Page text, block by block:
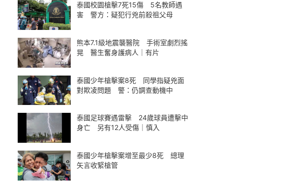
泰國校園槍擊7死15傷 5名教師遇
害 警方：疑犯行兇前殺祖父母
熊本7.1級地震襲醫院 手術室劇烈搖
晃 醫生奮身護病人｜有片
泰國少年槍擊案8死 同學指疑兇面
對欺凌問題 警：仍調查動機中
泰國足球賽遇雷擊 24歲球員遭擊中
身亡 另有12人受傷｜慎入
泰國少年槍擊案增至最少8死 總理
矢言收緊槍管